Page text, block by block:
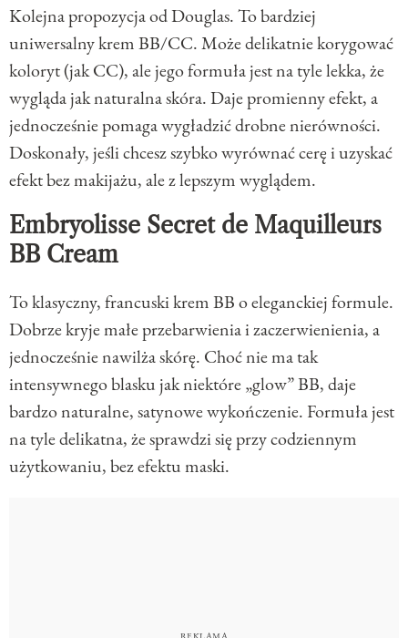
Kolejna propozycja od Douglas. To bardziej
uniwersalny krem BB/CC. Może delikatnie korygować
koloryt (jak CC), ale jego formuła jest na tyle lekka, że
wygląda jak naturalna skóra. Daje promienny efekt, a
jednocześnie pomaga wygładzić drobne nierówności.
Doskonały, jeśli chcesz szybko wyrównać cerę i uzyskać
efekt bez makijażu, ale z lepszym wyglądem.
Embryolisse Secret de Maquilleurs
BB Cream
To klasyczny, francuski krem BB o eleganckiej formule.
Dobrze kryje małe przebarwienia i zaczerwienienia, a
jednocześnie nawilża skórę. Choć nie ma tak
intensywnego blasku jak niektóre „glow” BB, daje
bardzo naturalne, satynowe wykończenie. Formuła jest
na tyle delikatna, że sprawdzi się przy codziennym
użytkowaniu, bez efektu maski.